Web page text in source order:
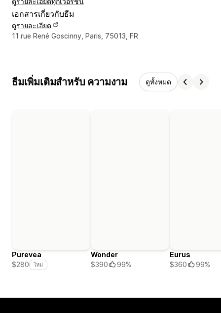
เอกสารเกี่ยวกับธีม
ดูรายละเอียด
รายละเอียดการติดต่อผู้ออกแบบ
11 rue René Goscinny, Paris, 75013, FR
ธีมเพิ่มเติมสำหรับ ความงาม ดูทั้งหมด
Purevea
$280
ใหม่
Wonder
$390
99%
Eurus
$360
99%